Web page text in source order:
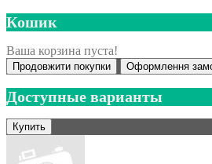
Кошик
Ваша корзина пуста!
Продовжити покупки Оформлення
Доступные варианты